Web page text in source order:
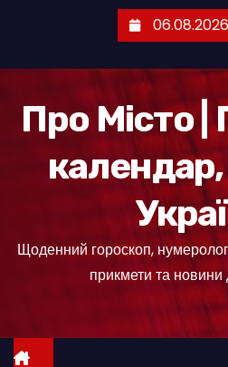
е
06.08.2026
Про Місто |
Щоденний гороскоп,
прикмети та новини